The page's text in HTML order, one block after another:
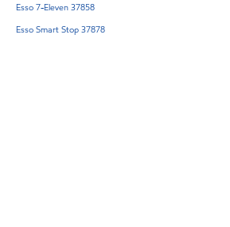
Esso 7-Eleven 37858
Esso Smart Stop 37878